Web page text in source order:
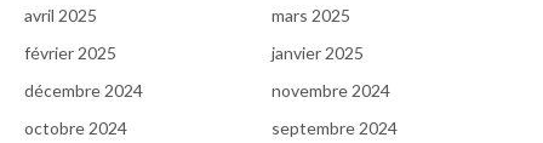
avril 2025
mars 2025
février 2025
janvier 2025
décembre 2024
novembre 2024
octobre 2024
septembre 2024